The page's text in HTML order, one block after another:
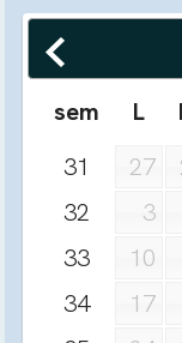
sem L
31
27
32
3
33
10
34
17